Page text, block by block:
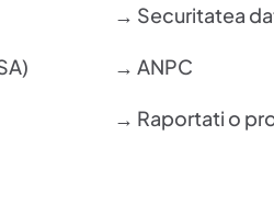
→ Securitatea
→ ANPC
→ Raportati o